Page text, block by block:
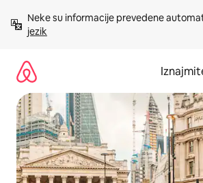
sadržaj
Neke su informacije prevedene
jezik